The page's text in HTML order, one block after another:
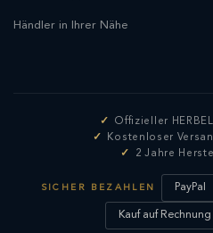
Händler in Ihrer Nähe
Offizieller
Kostenloser
2 Jahre
SICHER BEZAHLEN PayPal
Kauf auf Rechnung